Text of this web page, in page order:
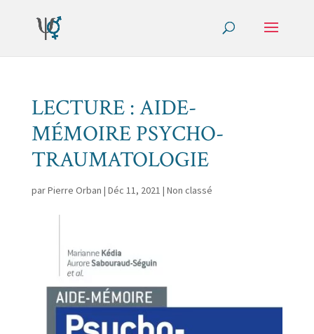
LECTURE : AIDE-
MÉMOIRE PSYCHO-
TRAUMATOLOGIE
parPierre Orban | Déc 11, 2021 | Non classé